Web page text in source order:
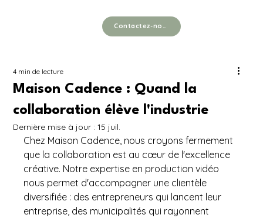
Contactez-nous
Maison Cadence : Quand la
collaboration élève l'industrie
4 min de lecture
Dernière mise à jour :15 juil.
Chez Maison Cadence, nous croyons fermement
que la collaboration est au cœur de l'excellence
créative. Notre expertise en production vidéo
nous permet d'accompagner une clientèle
diversifiée : des entrepreneurs qui lancent leur
entreprise, des municipalités qui rayonnent